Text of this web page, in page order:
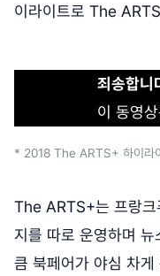
이라이트로 The
죄송합니
이 동영
* 2018 The ARTS+ 하이
The ARTS+는 프랑크
지를 따로 운영하며
큼 북페어가 야심 차